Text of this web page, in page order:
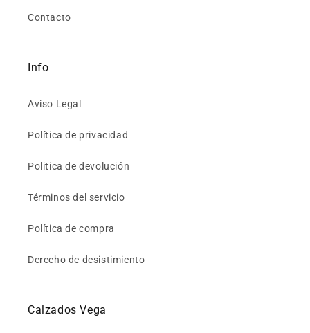
Contacto
Info
Aviso Legal
Política de privacidad
Politica de devolución
Términos del servicio
Política de compra
Derecho de desistimiento
Calzados Vega